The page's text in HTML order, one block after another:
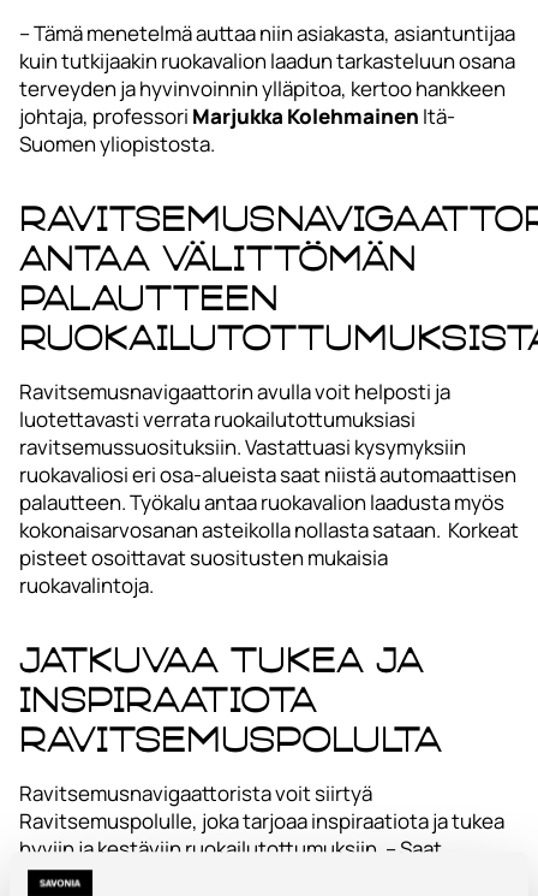
– Tämä menetelmä auttaa niin asiakasta, asiantuntijaa
kuin tutkijaakin ruokavalion laadun tarkasteluun osana
terveyden ja hyvinvoinnin ylläpitoa, kertoo hankkeen
johtaja, professori Marjukka Kolehmainen Itä-
Suomen yliopistosta.
antaa välittömän
palautteen
Ravitsemusnavigaattorin avulla voit helposti ja
luotettavasti verrata ruokailutottumuksiasi
ravitsemussuosituksiin. Vastattuasi kysymyksiin
ruokavaliosi eri osa-alueista saat niistä automaattisen
palautteen. Työkalu antaa ruokavalion laadusta myös
kokonaisarvosanan asteikolla nollasta sataan. Korkeat
pisteet osoittavat suositusten mukaisia
ruokavalintoja.
Jatkuvaa tukea ja
inspiraatiota
Ravitsemuspolulta
Ravitsemusnavigaattorista voit siirtyä
Ravitsemuspolulle, joka tarjoaa inspiraatiota ja tukea
hyviin ja kestäviin ruokailutottumuksiin. – Saat
vinkkejä, tehtäviä ja ajankohtaista tietoa ja voit